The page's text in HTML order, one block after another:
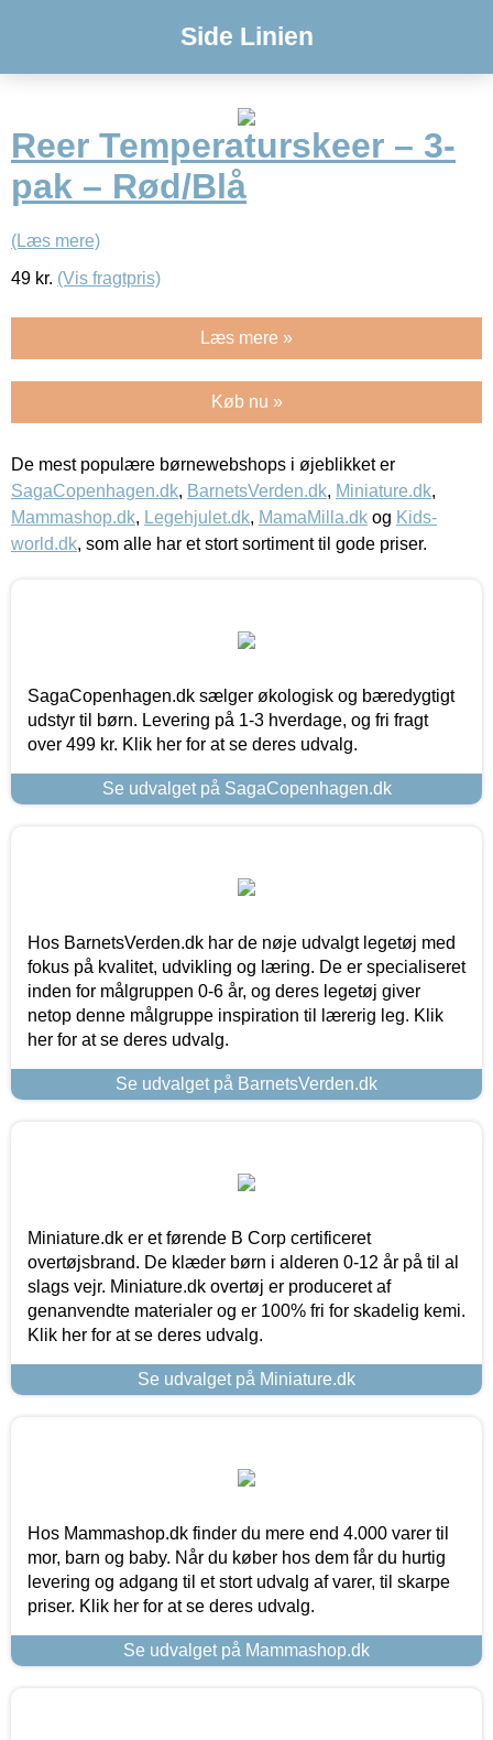
Side Linien
Reer Temperaturskeer – 3-
pak – Rød/Blå
(Læs mere)
49 kr. (Vis fragtpris)
Læs mere »
Køb nu »
De mest populære børnewebshops i øjeblikket er
SagaCopenhagen.dk, BarnetsVerden.dk, Miniature.dk,
Mammashop.dk, Legehjulet.dk, MamaMilla.dk og Kids-
world.dk, som alle har et stort sortiment til gode priser.
SagaCopenhagen.dk sælger økologisk og bæredygtigt
udstyr til børn. Levering på 1-3 hverdage, og fri fragt
over 499 kr. Klik her for at se deres udvalg.
Se udvalget på SagaCopenhagen.dk
Hos BarnetsVerden.dk har de nøje udvalgt legetøj med
fokus på kvalitet, udvikling og læring. De er specialiseret
inden for målgruppen 0-6 år, og deres legetøj giver
netop denne målgruppe inspiration til lærerig leg. Klik
her for at se deres udvalg.
Se udvalget på BarnetsVerden.dk
Miniature.dk er et førende B Corp certificeret
overtøjsbrand. De klæder børn i alderen 0-12 år på til al
slags vejr. Miniature.dk overtøj er produceret af
genanvendte materialer og er 100% fri for skadelig kemi.
Klik her for at se deres udvalg.
Se udvalget på Miniature.dk
Hos Mammashop.dk finder du mere end 4.000 varer til
mor, barn og baby. Når du køber hos dem får du hurtig
levering og adgang til et stort udvalg af varer, til skarpe
priser. Klik her for at se deres udvalg.
Se udvalget på Mammashop.dk